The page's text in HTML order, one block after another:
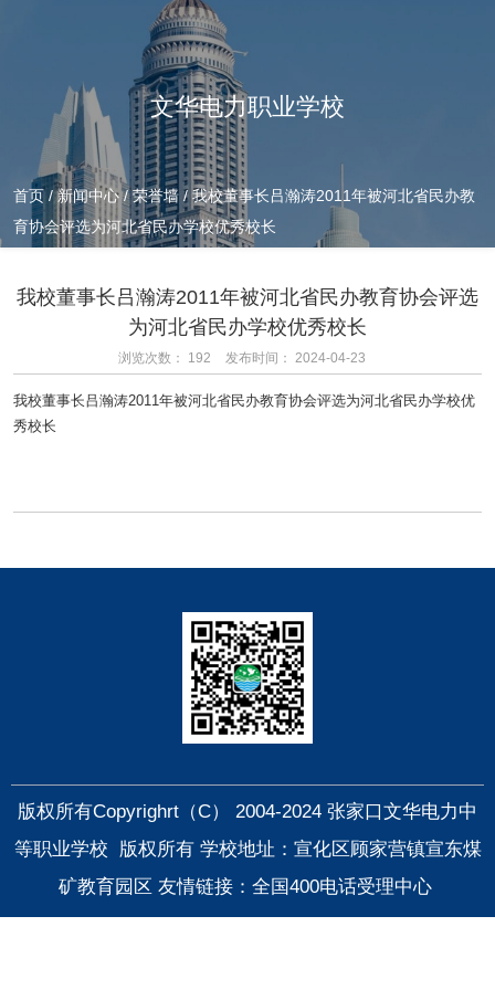
文华电力职业学校
首页/新闻中心 /荣誉墙 /我校董事长吕瀚涛2011年被河北省民办教
育协会评选为河北省民办学校优秀校长
我校董事长吕瀚涛2011年被河北省民办教育协会评选
为河北省民办学校优秀校长
浏览次数： 192 发布时间： 2024-04-23
我校董事长吕瀚涛2011年被河北省民办教育协会评选为河北省民办学校优
秀校长
版权所有Copyrighrt（C） 2004-2024 张家口文华电力中
等职业学校 版权所有 学校地址：宣化区顾家营镇宣东煤
矿教育园区 友情链接：全国400电话受理中心